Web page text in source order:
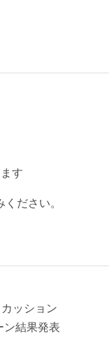
す
ださい。
ッション
結果発表